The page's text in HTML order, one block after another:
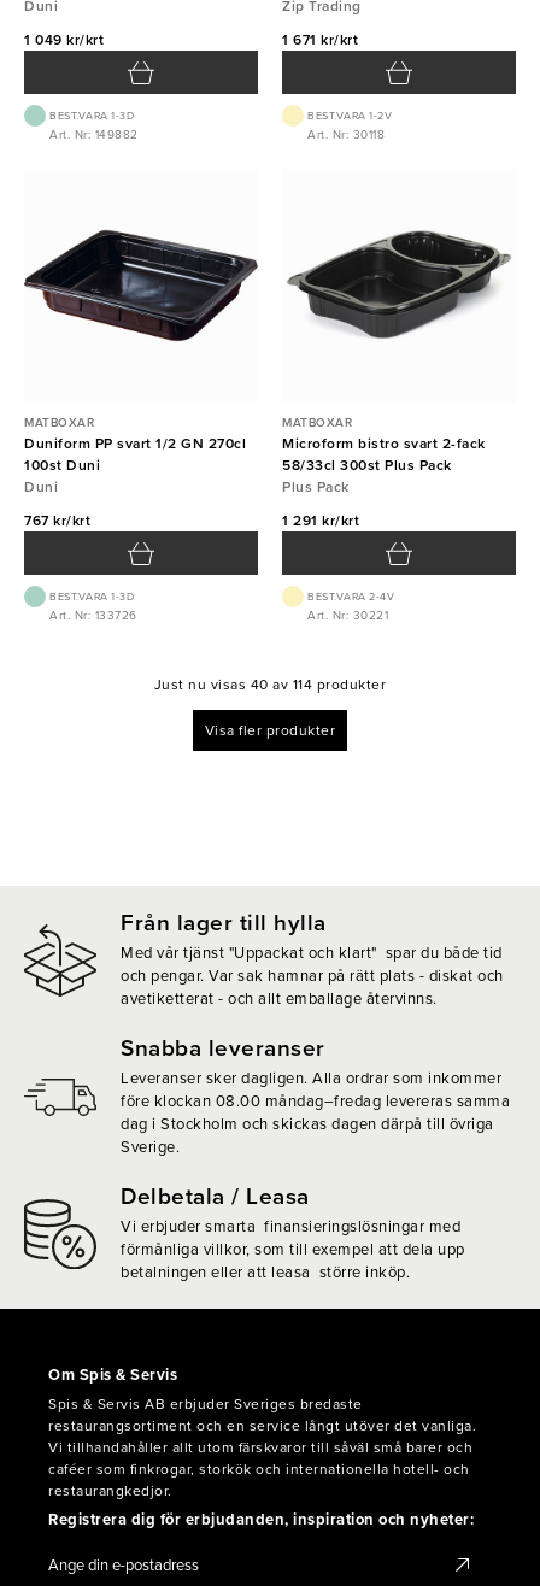
Duni
1 049 kr/krt
BEST.VARA 1-3D
Art. Nr: 149882
lock
Zip Trading
1 671 kr/krt
BEST.VARA 1-2V
Art. Nr: 30118
MATBOXAR
Duniform PP svart 1/2 GN 270cl
100st Duni
Duni
767 kr/krt
BEST.VARA 1-3D
Art. Nr: 133726
MATBOXAR
Microform bistro svart 2-fack
58/33cl 300st Plus Pack
Plus Pack
1 291 kr/krt
BEST.VARA 2-4V
Art. Nr: 30221
Just nu visas 40 av 114 produkter
Visa fler produkter
Från lager till hylla
Med vår tjänst "Uppackat och klart" spar du både tid
och pengar. Var sak hamnar på rätt plats - diskat och
avetiketterat - och allt emballage återvinns.
Snabba leveranser
Leveranser sker dagligen. Alla ordrar som inkommer
före klockan 08.00 måndag–fredag levereras samma
dag i Stockholm och skickas dagen därpå till övriga
Sverige.
Delbetala / Leasa
Vi erbjuder smarta finansieringslösningar med
förmånliga villkor, som till exempel att dela upp
betalningen eller att leasa större inköp.
Om Spis & Servis
Spis & Servis AB erbjuder Sveriges bredaste
restaurangsortiment och en service långt utöver det vanliga.
Vi tillhandahåller allt utom färskvaror till såväl små barer och
caféer som finkrogar, storkök och internationella hotell- och
restaurangkedjor.
Registrera dig för erbjudanden, inspiration och nyheter: